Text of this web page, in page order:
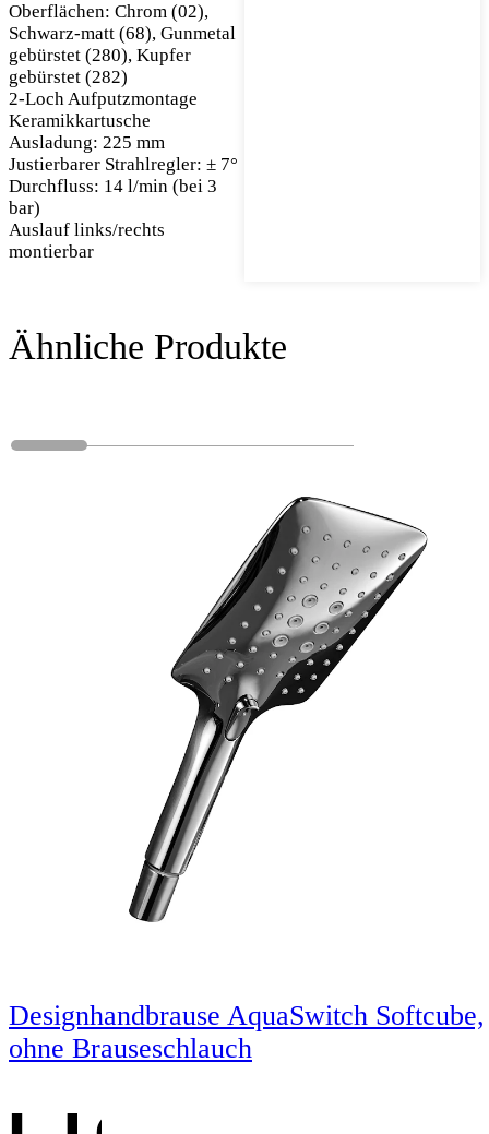
Oberflächen: Chrom (02),
Schwarz-matt (68), Gunmetal
gebürstet (280), Kupfer
gebürstet (282)
2-Loch Aufputzmontage
Keramikkartusche
Ausladung: 225 mm
Justierbarer Strahlregler: ± 7°
Durchfluss: 14 l/min (bei 3
bar)
Auslauf links/rechts
montierbar
Ähnliche Produkte
Designhandbrause AquaSwitch Softcube,
ohne Brauseschlauch